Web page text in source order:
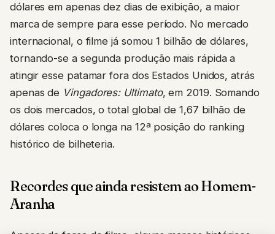
dólares em apenas dez dias de exibição, a maior
marca de sempre para esse período. No mercado
internacional, o filme já somou 1 bilhão de dólares,
tornando-se a segunda produção mais rápida a
atingir esse patamar fora dos Estados Unidos, atrás
apenas de Vingadores: Ultimato, em 2019. Somando
os dois mercados, o total global de 1,67 bilhão de
dólares coloca o longa na 12ª posição do ranking
histórico de bilheteria.
Recordes que ainda resistem ao Homem-
Aranha